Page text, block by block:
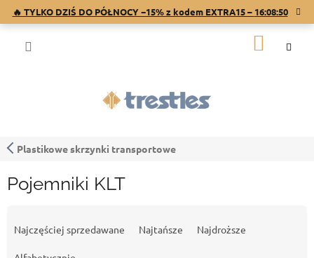
🔥 TYLKO DZIŚ DO PÓŁNOCY −15% z kodem EXTRA15 – 16:08:49
Plastikowe skrzynki transportowe
Pojemniki KLT
Najczęściej sprzedawane Najtańsze Najdroższe